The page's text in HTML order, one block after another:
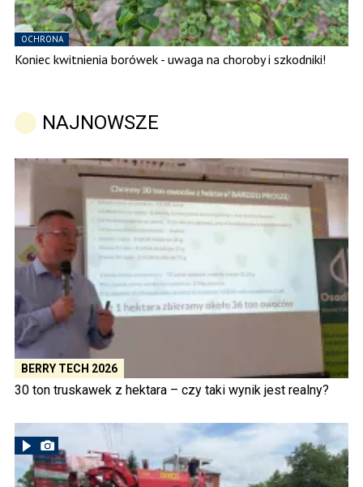
OCHRONA
Koniec kwitnienia borówek - uwaga na choroby i szkodniki!
NAJNOWSZE
BERRY TECH 2026
30 ton truskawek z hektara – czy taki wynik jest realny?